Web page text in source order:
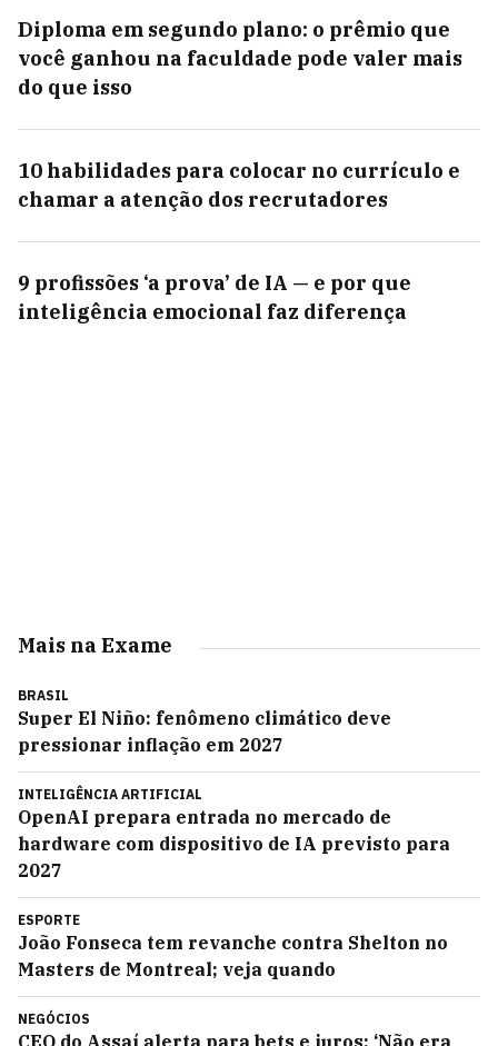
Diploma em segundo plano: o prêmio que
você ganhou na faculdade pode valer mais
do que isso
10 habilidades para colocar no currículo e
chamar a atenção dos recrutadores
9 profissões ‘a prova’ de IA — e por que
inteligência emocional faz diferença
Mais na Exame
BRASIL
Super El Niño: fenômeno climático deve
pressionar inflação em 2027
INTELIGÊNCIA ARTIFICIAL
OpenAI prepara entrada no mercado de
hardware com dispositivo de IA previsto para
2027
ESPORTE
João Fonseca tem revanche contra Shelton no
Masters de Montreal; veja quando
NEGÓCIOS
CEO do Assaí alerta para bets e juros: ‘Não era